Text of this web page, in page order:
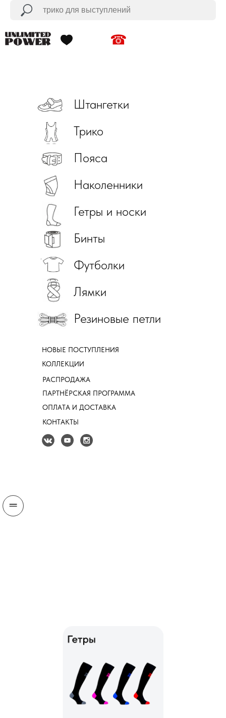
☎
Трико
Футболки
Лямки
Пояса
Наколенники
Гетры и носки
Бинты
Резиновые петли
НОВЫЕ ПОСТУПЛЕНИЯ
КОЛЛЕКЦИИ
ПАРТНЁРСКАЯ ПРОГРАММА
КОНТАКТЫ
ОПЛАТА И ДОСТАВКА
РАСПРОДАЖА
Штангетки